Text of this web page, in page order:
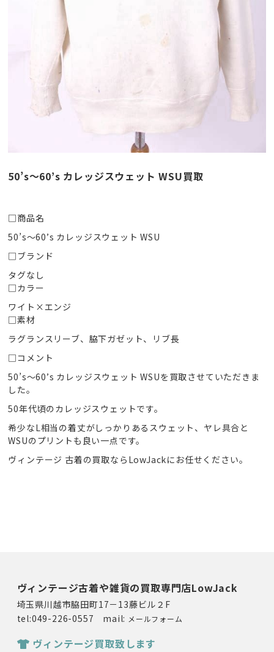
50’s〜60’s カレッジスウェット WSU買取
□商品名
50’s〜60’s カレッジスウェット WSU
□ブランド
タグなし
□カラー
ワイト×エンジ
□素材
ラグランスリーブ、脇下ガゼット、リブ長
□コメント
50’s〜60’s カレッジスウェット WSUを買取させていただきま
した。
50年代頃のカレッジスウェットです。
希少なL相当の着丈がしっかりあるスウェット、ヤレ具合と
WSUのプリントも良い一点です。
ヴィンテージ 古着の買取ならLowJackにお任せください。
ヴィンテージ古着や雑貨の買取専門店LowJack
埼玉県川越市脇田町17－13藤ビル２F
tel:049-226-0557 mail: メールフォーム
ヴィンテージ買取致します